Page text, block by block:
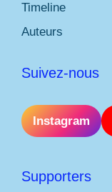
Timeline
Auteurs
Suivez-nous
Instagram
Supporters